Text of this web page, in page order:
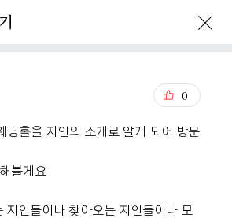
0
딩홀을 지인의 소개로 알게 되어 방문
볼게요
인들이나 찾아오는 지인들이나 모